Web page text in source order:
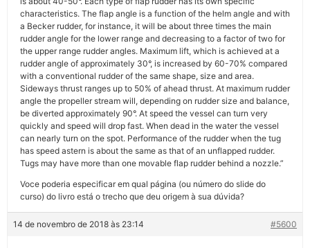
characteristics. The flap angle is a function of the helm angle and with
a Becker rudder, for instance, it will be about three times the main
rudder angle for the lower range and decreasing to a factor of two for
the upper range rudder angles. Maximum lift, which is achieved at a
rudder angle of approximately 30°, is increased by 60-70% compared
with a conventional rudder of the same shape, size and area.
Sideways thrust ranges up to 50% of ahead thrust. At maximum rudder
angle the propeller stream will, depending on rudder size and balance,
be diverted approximately 90°. At speed the vessel can turn very
quickly and speed will drop fast. When dead in the water the vessel
can nearly turn on the spot. Performance of the rudder when the tug
has speed astern is about the same as that of an unflapped rudder.
Tugs may have more than one movable flap rudder behind a nozzle.”
Voce poderia especificar em qual página (ou número do slide do
curso) do livro está o trecho que deu origem à sua dúvida?
14 de novembro de 2018 às 23:14 #5600